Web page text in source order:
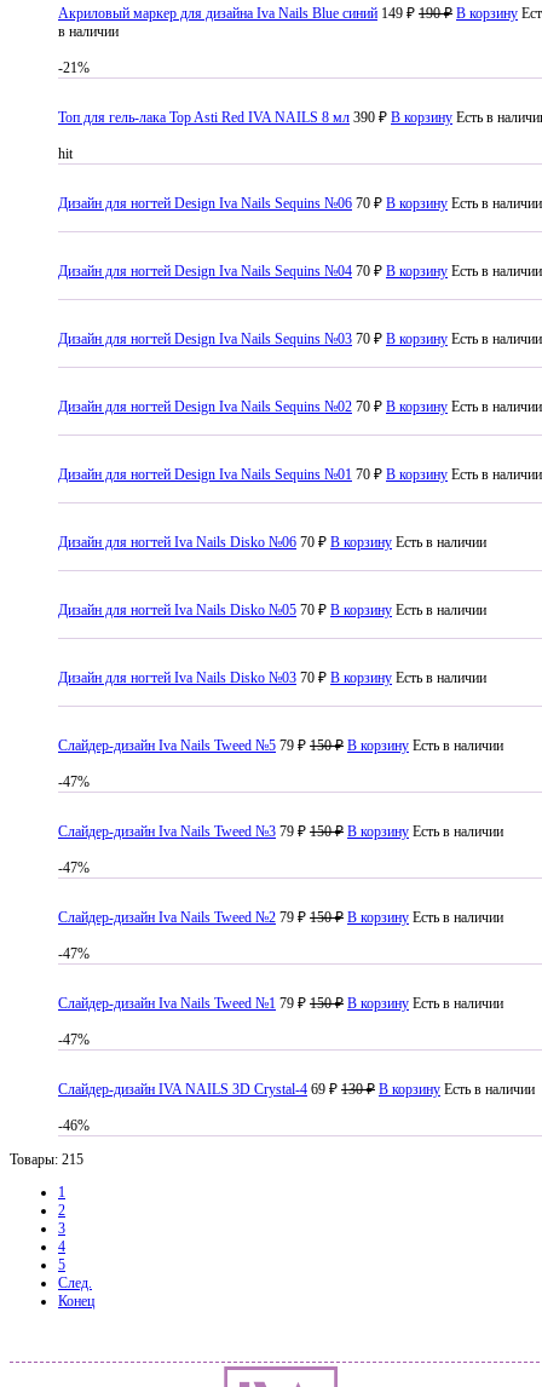
Акриловый маркер для дизайна Iva Nails Blue синий 149 ₽ 190 ₽ В корзину
в наличии
-21%
Топ для гель-лака Top Asti Red IVA NAILS 8 мл 390 ₽ В корзину Есть в
hit
Дизайн для ногтей Design Iva Nails Sequins №06 70 ₽ В корзину Есть в наличии
Дизайн для ногтей Design Iva Nails Sequins №04 70 ₽ В корзину Есть в наличии
Дизайн для ногтей Design Iva Nails Sequins №03 70 ₽ В корзину Есть в наличии
Дизайн для ногтей Design Iva Nails Sequins №02 70 ₽ В корзину Есть в наличии
Дизайн для ногтей Design Iva Nails Sequins №01 70 ₽ В корзину Есть в наличии
Дизайн для ногтей Iva Nails Disko №06 70 ₽ В корзину Есть в наличии
Дизайн для ногтей Iva Nails Disko №05 70 ₽ В корзину Есть в наличии
Дизайн для ногтей Iva Nails Disko №03 70 ₽ В корзину Есть в наличии
Слайдер-дизайн Iva Nails Tweed №5 79 ₽ 150 ₽ В корзину Есть в наличии
-47%
Слайдер-дизайн Iva Nails Tweed №3 79 ₽ 150 ₽ В корзину Есть в наличии
-47%
Слайдер-дизайн Iva Nails Tweed №2 79 ₽ 150 ₽ В корзину Есть в наличии
-47%
Слайдер-дизайн Iva Nails Tweed №1 79 ₽ 150 ₽ В корзину Есть в наличии
-47%
Слайдер-дизайн IVA NAILS 3D Crystal-4 69 ₽ 130 ₽ В корзину Есть в наличии
-46%
Товары: 215
1
2
3
4
5
След.
Конец